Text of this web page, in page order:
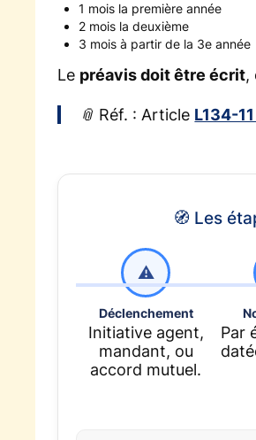
1 mois la première année
2 mois la deuxième
3 mois à partir de la 3e année
Le préavis doit être écrit,
📎 Réf. : Article L134-
🧭 Les
⚠️
Déclenchement
Initiative agent,
mandant, ou
accord mutuel.
Par